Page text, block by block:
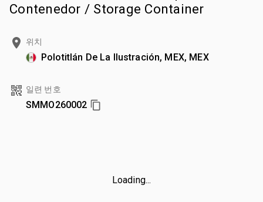
Contenedor / Storage Container
위치
Polotitlán De La Ilustración, MEX, MEX
일련 번호
SMMO260002
Loading...